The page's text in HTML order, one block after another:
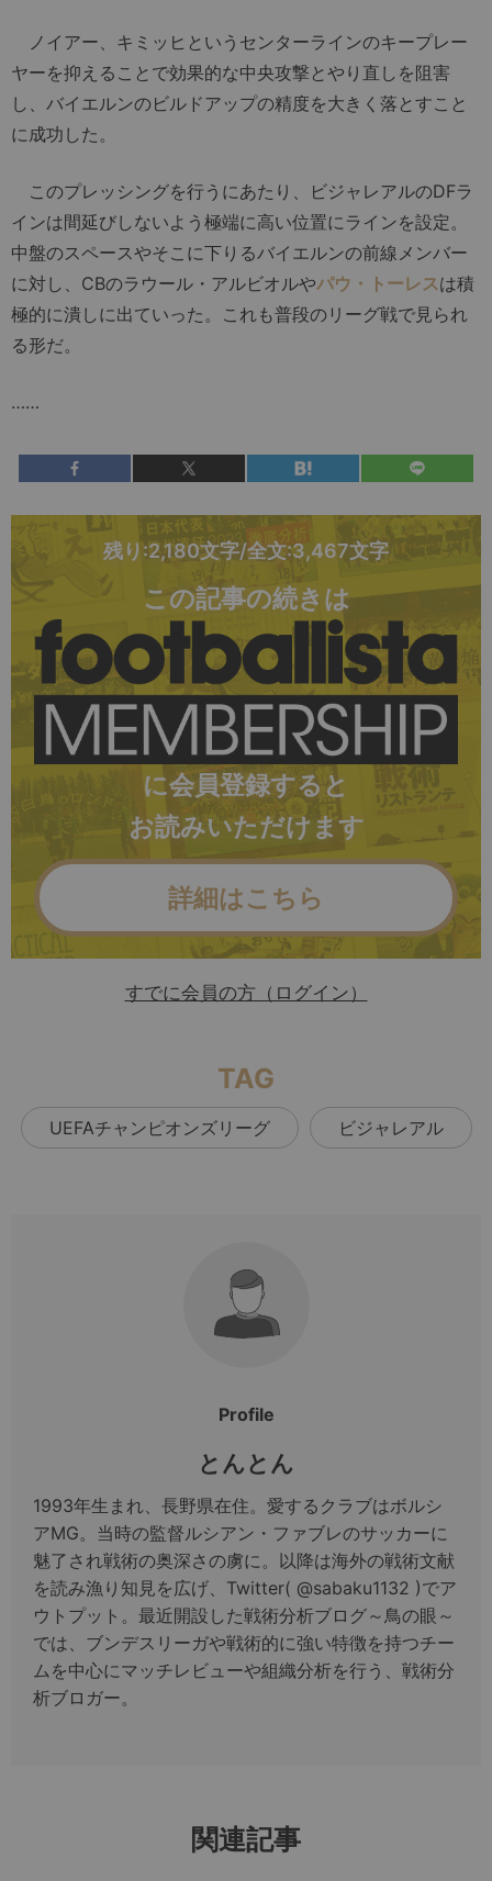
ノイアー、キミッヒというセンターラインのキープレー
ヤーを抑えることで効果的な中央攻撃とやり直しを阻害
し、バイエルンのビルドアップの精度を大きく落とすこと
に成功した。
このプレッシングを行うにあたり、ビジャレアルのDFラ
インは間延びしないよう極端に高い位置にラインを設定。
中盤のスペースやそこに下りるバイエルンの前線メンバー
に対し、CBのラウール・アルビオルやパウ・トーレスは積
極的に潰しに出ていった。これも普段のリーグ戦で見られ
る形だ。
……
残り:2,180文字/全文:3,467文字
この記事の続きは
に会員登録すると
お読みいただけます
詳細はこちら
すでに会員の方（ログイン）
TAG
UEFAチャンピオンズリーグ ビジャレアル
Profile
とんとん
1993年生まれ、長野県在住。愛するクラブはボルシ
アMG。当時の監督ルシアン・ファブレのサッカーに
魅了され戦術の奥深さの虜に。以降は海外の戦術文献
を読み漁り知見を広げ、Twitter( @sabaku1132 )でア
ウトプット。最近開設した戦術分析ブログ～鳥の眼～
では、ブンデスリーガや戦術的に強い特徴を持つチー
ムを中心にマッチレビューや組織分析を行う、戦術分
析ブロガー。
関連記事